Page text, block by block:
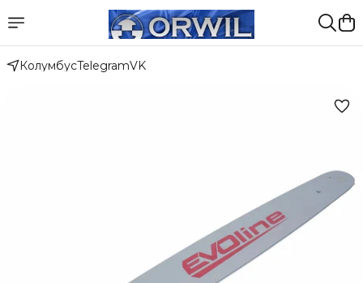
КолумбусTelegramVK